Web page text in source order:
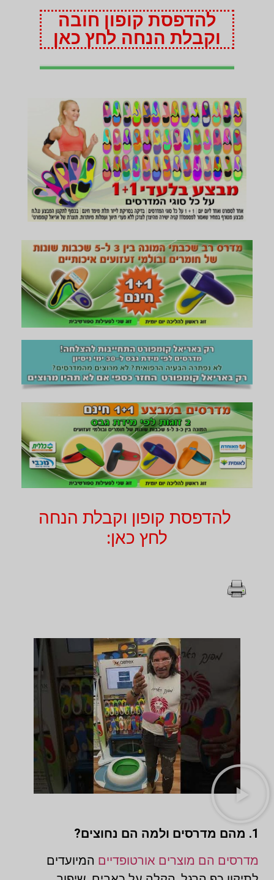
להדפסת קופון חובה
וקבלת הנחה לחץ כאן
להדפסת קופון וקבלת הנחה
לחץ כאן:
1. מהם מדרסים ולמה הם נחוצים?
מדרסים הם מוצרים אורטופדיים המיועדים